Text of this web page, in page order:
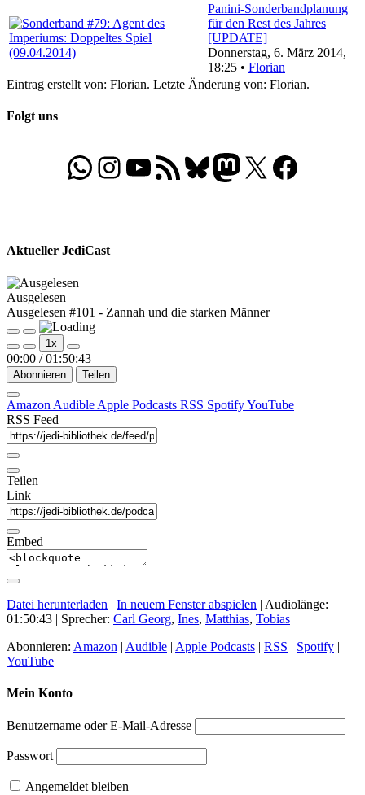
Panini-Sonderbandplanung
für den Rest des Jahres
[UPDATE]
Donnerstag, 6. März 2014,
18:25 • Florian
Eintrag erstellt von: Florian. Letzte Änderung von: Florian.
Folgt uns
WhatsApp
Folgt uns auf Instagram
Besucht unseren YouTube-Kanal
RSS-FeedBluesky
Folgt uns auf Mastodon
X Folgt uns auf
Aktueller JediCast
Ausgelesen
Ausgelesen #101 - Zannah und die starken Männer
Play
Episode
Pause
Episode
1x
00:00 / 01:50:43
Abonnieren Teilen
Amazon Audible Apple Podcasts RSS SpotifyYouTube
RSS Feed
Teilen
Link
Embed
Datei herunterladen | In neuem Fenster abspielen | Audiolänge:
01:50:43 | Sprecher: Carl Georg, Ines, Matthias, Tobias
Abonnieren: Amazon | Audible | Apple Podcasts | RSS | Spotify |
YouTube
Mein Konto
Benutzername oder E-Mail-Adresse
Passwort
Angemeldet bleiben